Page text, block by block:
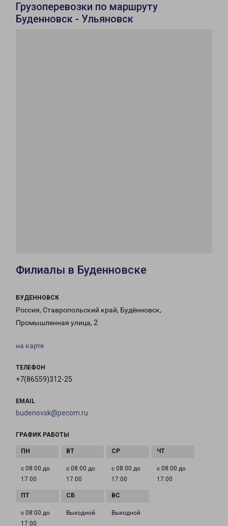
Грузоперевозки по маршруту
Буденновск - Ульяновск
Филиалы в Буденновске
БУДЕННОВСК
Россия, Ставропольский край, Будённовск,
Промышленная улица, 2
на карте
ТЕЛЕФОН
+7(86559)312-25
EMAIL
budenovsk@pecom.ru
ГРАФИК РАБОТЫ
с 08:00 до
17:00
с 08:00 до
17:00
с 08:00 до
17:00
с 08:00 до
17:00
с 08:00 до
17:00
Выходной Выходной